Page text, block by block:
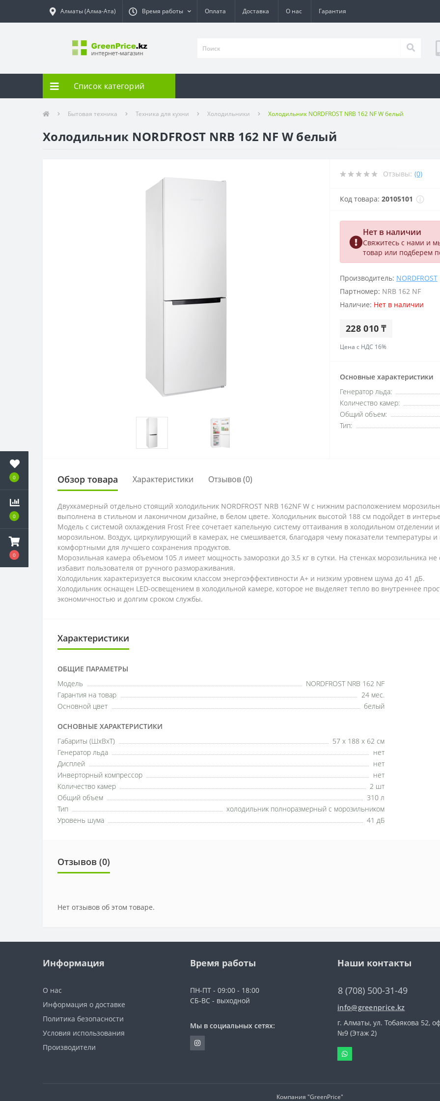
0
0
0
Алматы (Алма-Ата) Время работы Оплата Доставка О нас Гарантия
Список категорий
Бытовая техника Техника для кухни Холодильники Холодильник NORDFROST NRB 162 NF W белый
Холодильник NORDFROST NRB 162 NF W белый
Отзывы: (0)
Код товара: 20105101
Нет в наличии
Свяжитесь с нами и
товар или подберем
Производитель: NORDFROST
Партномер: NRB 162 NF
Наличие: Нет в наличии
228 010 ₸
Цена с НДС 16%
Основные характеристики
Генератор льда:
Количество камер:
Общий объем:
Тип:
Обзор товара Характеристики Отзывов (0)
Двухкамерный отдельно стоящий холодильник NORDFROST NRB 162NF W с нижним расположением
выполнена в стильном и лаконичном дизайне, в белом цвете. Холодильник высотой 188 см подойдет в
Модель с системой охлаждения Frost Free сочетает капельную систему оттаивания в холодильном отделении
морозильном. Воздух, циркулирующий в камерах, не смешивается, благодаря чему показатели температуры
комфортными для лучшего сохранения продуктов.
Морозильная камера объемом 105 л имеет мощность заморозки до 3,5 кг в сутки. На стенках морозильника
избавит пользователя от ручного размораживания.
Холодильник характеризуется высоким классом энергоэффективности А+ и низким уровнем шума до 41 дБ.
Холодильник оснащен LED-освещением в холодильной камере, которое не выделяет тепло во внутреннее
экономичностью и долгим сроком службы.
Характеристики
ОБЩИЕ ПАРАМЕТРЫ
Модель
NORDFROST NRB 162 NF
Гарантия на товар
24 мес.
Основной цвет
белый
ОСНОВНЫЕ ХАРАКТЕРИСТИКИ
Габариты (ШxВxТ)
57 x 188 x 62 см
Генератор льда
нет
Дисплей
нет
Инверторный компрессор
нет
Количество камер
2 шт
Общий объем
310 л
Тип
холодильник полноразмерный с морозильником
Уровень шума
41 дБ
Отзывов (0)
Нет отзывов об этом товаре.
Информация
О нас
Информация о доставке
Политика безопасности
Условия использования
Производители
Время работы
ПН-ПТ - 09:00 - 18:00
СБ-ВС - выходной
Мы в социальных сетях:
Наши контакты
8 (708) 500-31-49
info@greenprice.kz
г. Алматы, ул. Тобаякова 52,
№9 (Этаж 2)
Компания "GreenPrice"